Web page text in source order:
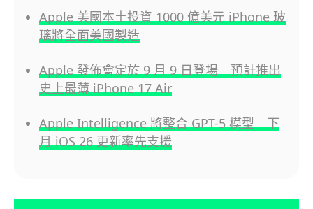
Apple 美國本土投資 1000 億美元 iPhone 玻
璃將全面美國製造
Apple 發佈會定於 9 月 9 日登場 預計推出
史上最薄 iPhone 17 Air
Apple Intelligence 將整合 GPT-5 模型 下
月 iOS 26 更新率先支援